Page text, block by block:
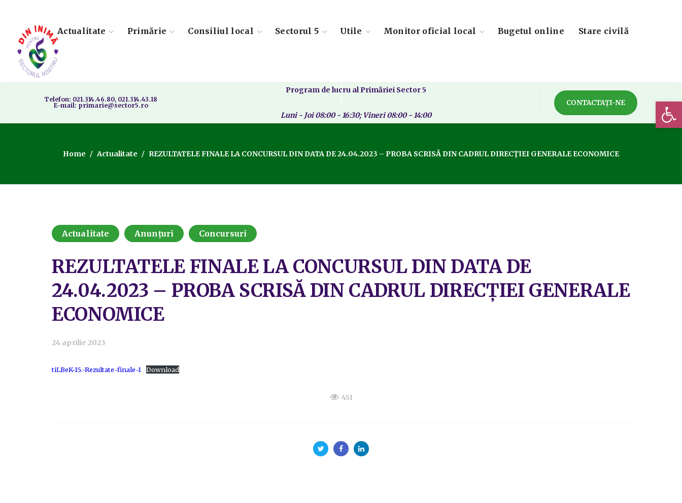
Actualitate Primărie Consiliul local Sectorul 5 Utile Monitor oficial local Bugetul online Stare civilă
Telefon: 021.314.46.80, 021.314.43.18
E-mail: primarie@sector5.ro
Program de lucru al Primăriei Sector 5
Luni - Joi 08:00 - 16:30; Vineri 08:00 - 14:00
CONTACTAȚI-NE
Home Actualitate REZULTATELE FINALE LA CONCURSUL DIN DATA DE 24.04.2023 – PROBA SCRISĂ DIN CADRUL DIRECȚIEI GENERALE ECONOMICE
Actualitate Anunțuri Concursuri
REZULTATELE FINALE LA CONCURSUL DIN DATA DE
24.04.2023 – PROBA SCRISĂ DIN CADRUL DIRECȚIEI GENERALE
ECONOMICE
24 aprilie 2023
tiLBeK-15.-Rezultate-finale-1 Download
451